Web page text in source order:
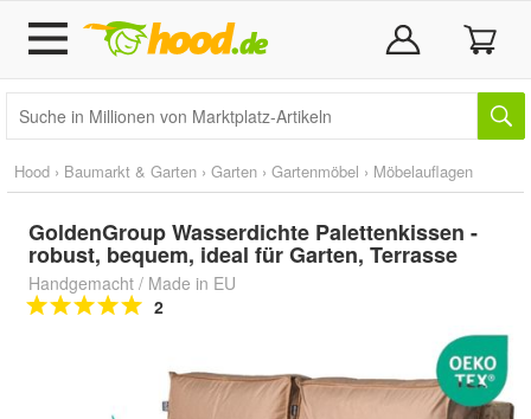
Hood › Baumarkt & Garten › Garten › Gartenmöbel › Möbelauflagen
GoldenGroup Wasserdichte Palettenkissen -
robust, bequem, ideal für Garten, Terrasse
Handgemacht / Made in EU
2